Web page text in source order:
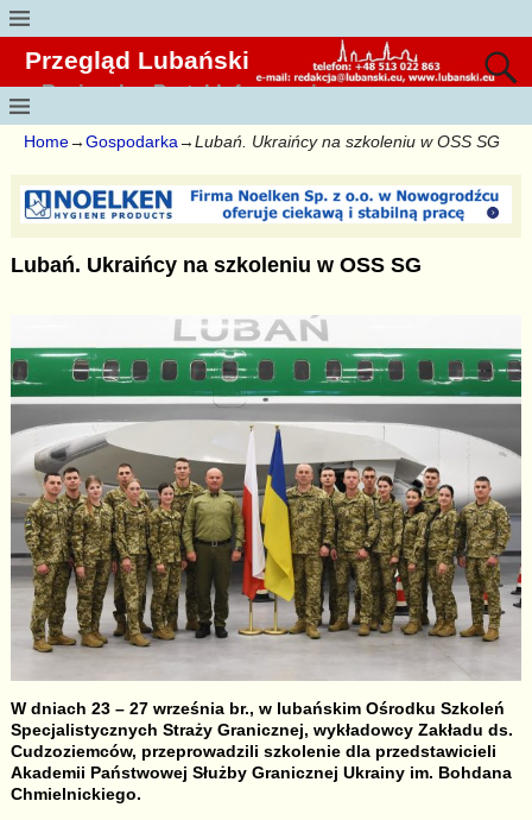
Przegląd Lubański
Regionalny Portal Informacyjny
Home→Gospodarka→Lubań. Ukraińcy na szkoleniu w OSS SG
Lubań. Ukraińcy na szkoleniu w OSS SG
W dniach 23 – 27 września br., w lubańskim Ośrodku Szkoleń
Specjalistycznych Straży Granicznej, wykładowcy Zakładu ds.
Cudzoziemców, przeprowadzili szkolenie dla przedstawicieli
Akademii Państwowej Służby Granicznej Ukrainy im. Bohdana
Chmielnickiego.